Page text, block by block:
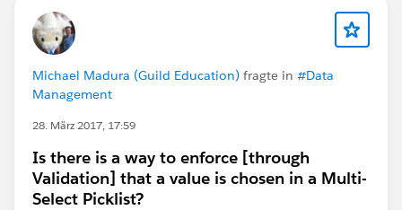
Michael Madura (Guild Education) fragte in #Data
Management
28. März 2017, 17:59
Is there is a way to enforce [through
Validation] that a value is chosen in a Multi-
Select Picklist?